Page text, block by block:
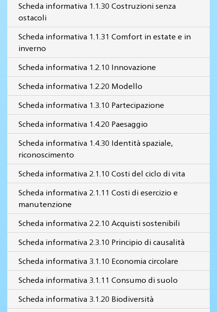
Scheda informativa 1.1.30 Costruzioni senza
ostacoli
Scheda informativa 1.1.31 Comfort in estate e in
inverno
Scheda informativa 1.2.10 Innovazione
Scheda informativa 1.2.20 Modello
Scheda informativa 1.3.10 Partecipazione
Scheda informativa 1.4.20 Paesaggio
Scheda informativa 1.4.30 Identità spaziale,
riconoscimento
Scheda informativa 2.1.10 Costi del ciclo di vita
Scheda informativa 2.1.11 Costi di esercizio e
manutenzione
Scheda informativa 2.2.10 Acquisti sostenibili
Scheda informativa 2.3.10 Principio di causalità
Scheda informativa 3.1.10 Economia circolare
Scheda informativa 3.1.11 Consumo di suolo
Scheda informativa 3.1.20 Biodiversità